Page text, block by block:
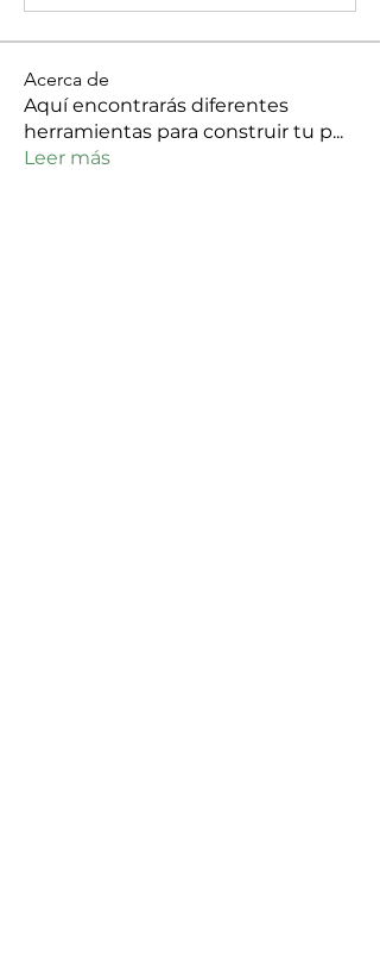
Acerca de
Aquí encontrarás diferentes
herramientas para construir tu p...
Leer más